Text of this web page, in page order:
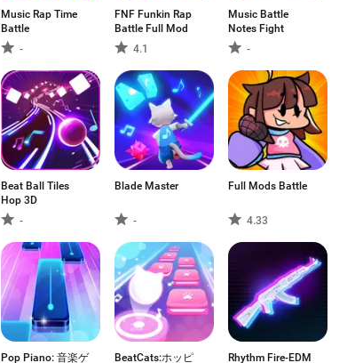
Music Rap Time
Battle
-
FNF Funkin Rap
Battle Full Mod
4.1
Music Battle
Notes Fight
-
Beat Ball Tiles
Hop 3D
-
Blade Master
-
Full Mods Battle
4.33
Pop Piano: 音楽ゲ
BeatCats:ホッピ
Rhythm Fire-EDM